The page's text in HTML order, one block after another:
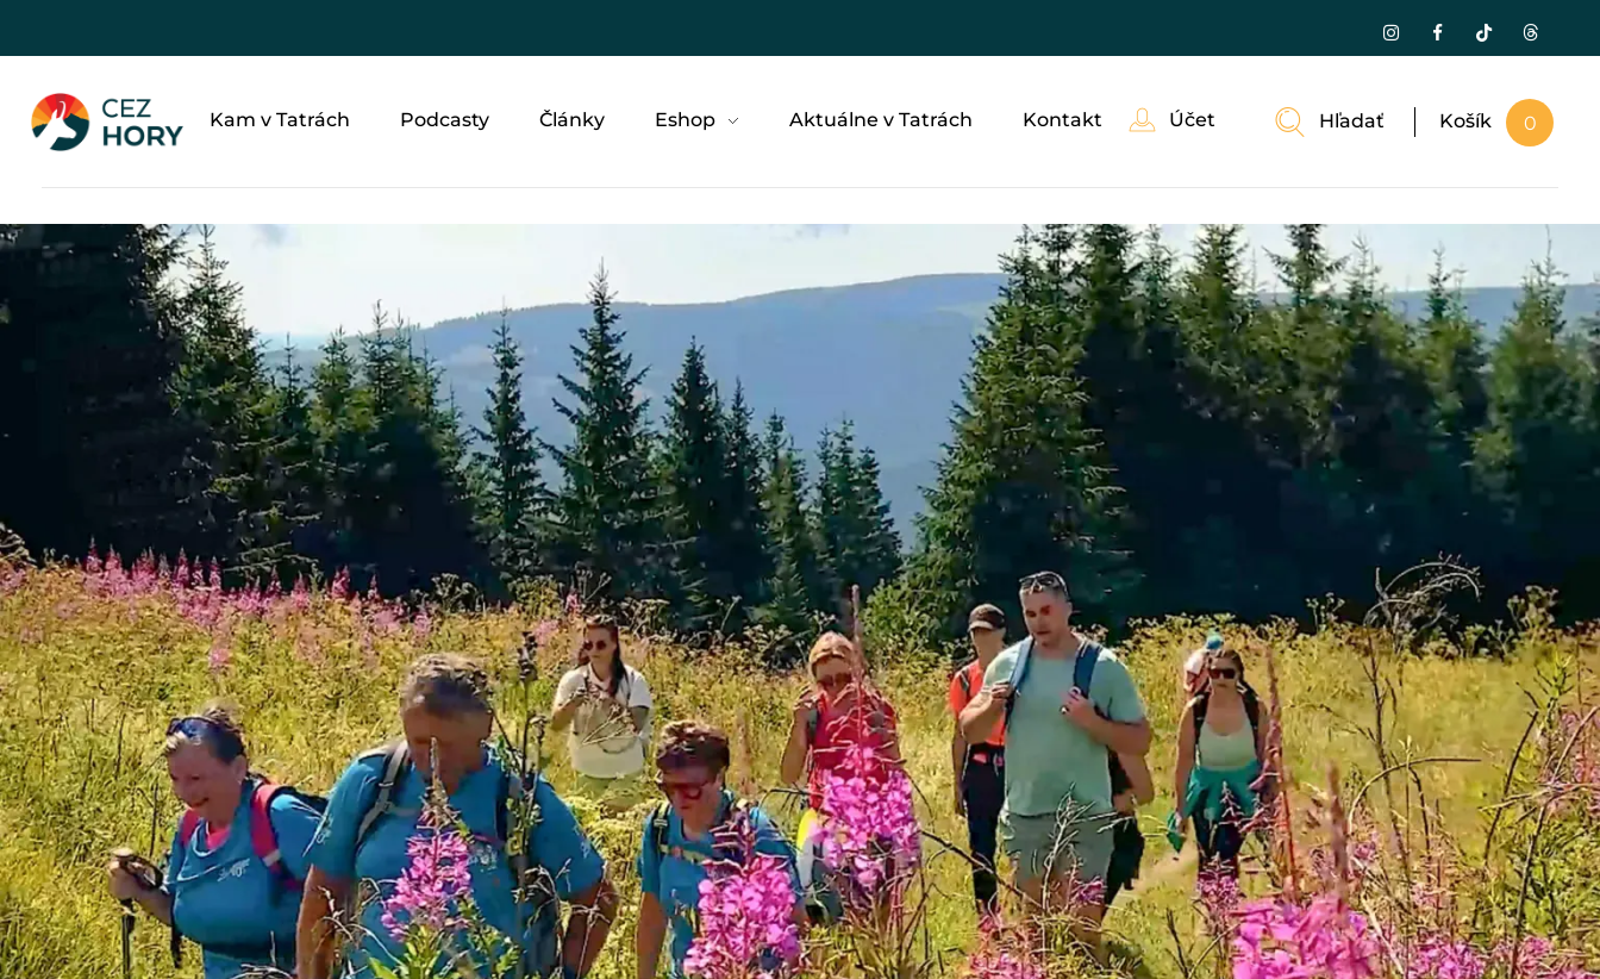
Kam v Tatrách Podcasty Články Eshop Aktuálne v Tatrách Kontakt Účet Hľadať 0
Košík